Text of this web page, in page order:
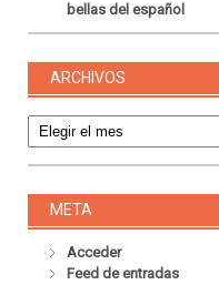
bellas del español
ARCHIVOS
META
Acceder
Feed de entradas